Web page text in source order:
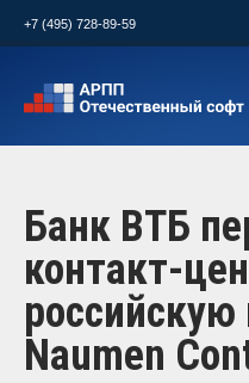
+7 (495) 728-89-59
Банк ВТБ
контакт-
Naumen